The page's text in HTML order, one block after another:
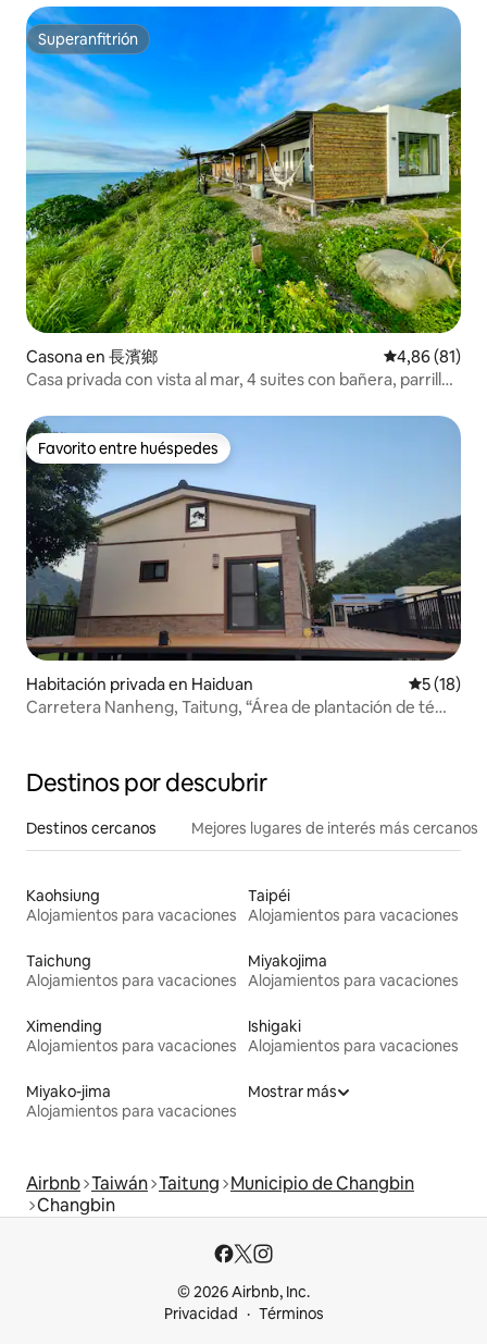
barbacoa, hamaca, mesa y sillas de exterior, piscina
compartida y acceso a la playa
Superanfitrión
Superanfitrión
Casona en 長濱鄉 Calificación
4,86 (81)
Casa privada con vista al mar, 4 suites con bañera, parrilla,
estrellas, se permiten mascotas
Favorito entre huéspedes
Favorito entre huéspedes
Habitación privada en Haiduan
5 (18)
Carretera Nanheng, Taitung, “Área de plantación de té
Chaitanya Juezhi
Destinos por descubrir
Destinos cercanos Mejores lugares de interés más cercanos
Kaohsiung
Alojamientos para vacaciones
Taipéi
Alojamientos para vacaciones
Taichung
Alojamientos para vacaciones
Miyakojima
Alojamientos para vacaciones
Ximending
Alojamientos para vacaciones
Ishigaki
Alojamientos para vacaciones
Miyako-jima
Alojamientos para vacaciones
Mostrar más
Airbnb Taiwán Taitung Municipio de Changbin
Changbin
© 2026 Airbnb, Inc.
Privacidad
Términos